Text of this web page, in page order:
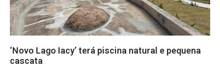
‘Novo Lago Iacy’ terá piscina natural e pequena
cascata